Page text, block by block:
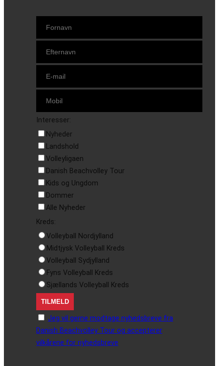
Interesser:
Nyheder
Landshold
Volleyligaen
Danish Beachvolley Tour
Kids og Ungdom
Dommer
Alle Nyheder
Kreds:
Volleyball Nordjylland
Midtjysk Volleyball Kreds
Volleyball Sydjylland
Fyns Volleyball Kreds
Sjællands Volleyball Kreds
Jeg vil gerne modtage nyhedsbreve fra
Danish Beachvolley Tour og accepterer
vilkårene for nyhedsbreve